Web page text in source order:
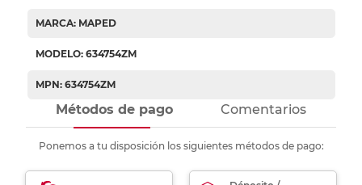
MARCA: MAPED
MODELO: 634754ZM
MPN: 634754ZM
Métodos de pago Comentarios
Ponemos a tu disposición los siguientes métodos de pago: